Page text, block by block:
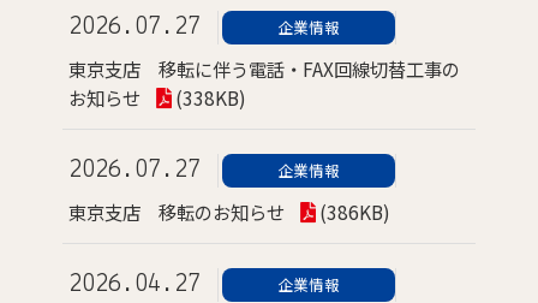
2026.07.27 企業情報
東京支店 移転に伴う電話・FAX回線切替工事の
お知らせ
(338KB)
2026.07.27 企業情報
東京支店 移転のお知らせ (386KB)
2026.04.27 企業情報